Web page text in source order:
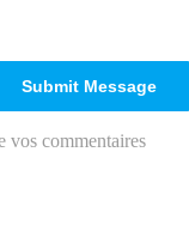
vos commentaires